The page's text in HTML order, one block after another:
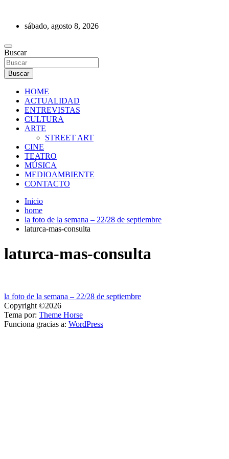
contenidosábado, agosto 8, 2026
REVISTA DE PRENSA
Buscar
Buscar
HOME
ACTUALIDAD
ENTREVISTAS
CULTURA
ARTE
STREET ART
CINE
TEATRO
MÚSICA
MEDIOAMBIENTE
CONTACTO
Inicio
home
la foto de la semana – 22/28 de septiembre
laturca-mas-consulta
laturca-mas-consulta
Navegación
de
entradas
la foto de la semana – 22/28 de septiembre
Copyright ©2026
Tema por: Theme Horse
Funciona gracias a: WordPress